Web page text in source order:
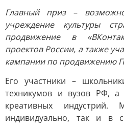
Главный приз –
учреждение культуры
продвижение в
проектов России, а также
кампании по продвижению
Его участники –
техникумов и вузов РФ, а
креативных индустрий.
индивидуально, так и в